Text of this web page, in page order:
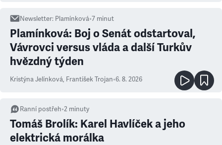
Newsletter: Plamínková•7 minut
Plamínková: Boj o Senát odstartoval,
Vávrovci versus vláda a další Turkův
hvězdný týden
Kristýna Jelínková, František Trojan•6. 8. 2026
Ranní postřeh•2 minuty
Tomáš Brolík: Karel Havlíček a jeho
elektrická morálka